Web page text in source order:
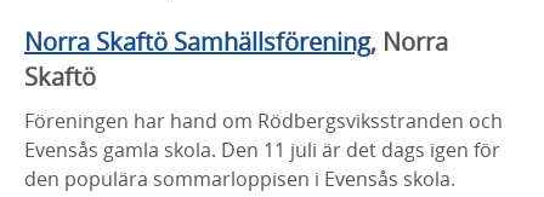
Norra Skaftö Samhällsförening, Norra
Skaftö
Föreningen har hand om Rödbergsviksstranden och
Evensås gamla skola. Den 11 juli är det dags igen för
den populära sommarloppisen i Evensås skola.